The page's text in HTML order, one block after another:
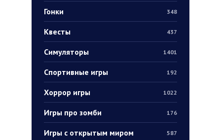
Гонки 348
Квесты 437
Симуляторы 1401
Спортивные игры 192
Хоррор игры 1022
Игры про зомби 176
Игры с открытым миром 587